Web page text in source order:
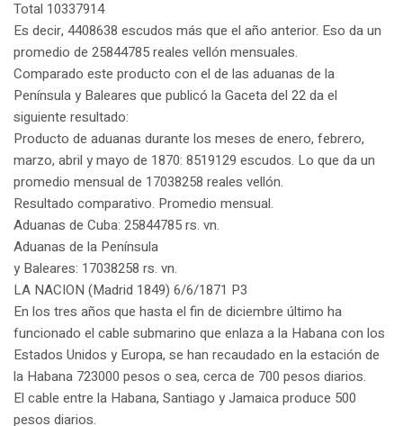
Total 10337914
Es decir, 4408638 escudos más que el año anterior. Eso da un
promedio de 25844785 reales vellón mensuales.
Comparado este producto con el de las aduanas de la
Península y Baleares que publicó la Gaceta del 22 da el
siguiente resultado:
Producto de aduanas durante los meses de enero, febrero,
marzo, abril y mayo de 1870: 8519129 escudos. Lo que da un
promedio mensual de 17038258 reales vellón.
Resultado comparativo. Promedio mensual.
Aduanas de Cuba: 25844785 rs. vn.
Aduanas de la Península
y Baleares: 17038258 rs. vn.
LA NACION (Madrid 1849) 6/6/1871 P3
En los tres años que hasta el fin de diciembre último ha
funcionado el cable submarino que enlaza a la Habana con los
Estados Unidos y Europa, se han recaudado en la estación de
la Habana 723000 pesos o sea, cerca de 700 pesos diarios.
El cable entre la Habana, Santiago y Jamaica produce 500
pesos diarios.